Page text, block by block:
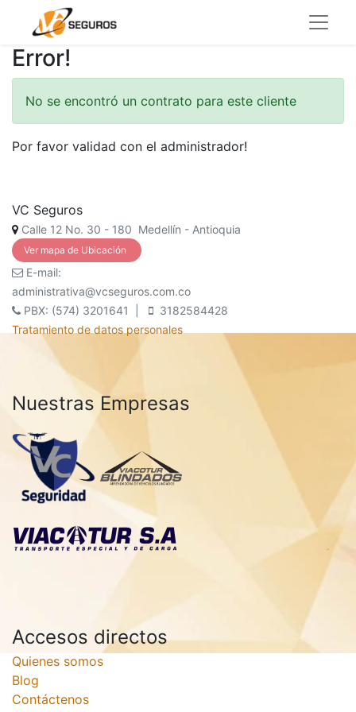
Error!
No se encontró un contrato para este cliente
Por favor validad con el administrador!
VC Seguros
Calle 12 No. 30 - 180 Medellín - Antioquia
Ver mapa de Ubicación
E-mail:
administrativa@vcseguros.com.co
PBX: (574) 3201641 |
3182584428
Tratamiento de datos personales
Nuestras Empresas
Accesos directos
Quienes somos
Blog
Contáctenos